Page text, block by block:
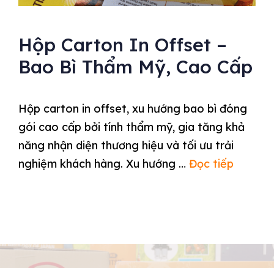
Hộp Carton In Offset –
Bao Bì Thẩm Mỹ, Cao Cấp
Hộp carton in offset, xu hướng bao bì đóng
gói cao cấp bởi tính thẩm mỹ, gia tăng khả
năng nhận diện thương hiệu và tối ưu trải
nghiệm khách hàng. Xu hướng … Đọc tiếp